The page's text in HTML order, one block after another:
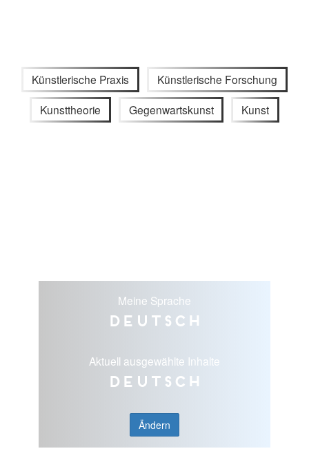
Künstlerische Praxis Künstlerische Forschung
Kunsttheorie Gegenwartskunst Kunst
Meine Sprache
Deutsch
Aktuell ausgewählte Inhalte
Deutsch
Ändern